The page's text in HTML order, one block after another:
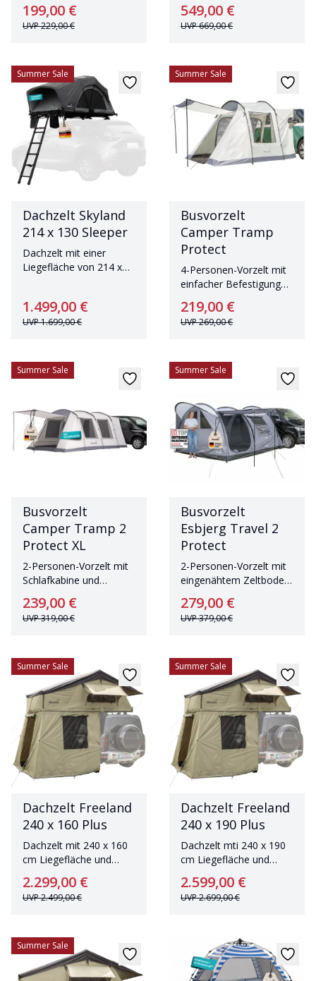
199,00 €
UVP229,00 €
549,00 €
UVP669,00 €
Summer Sale
Dachzelt Skyland
214 x 130 Sleeper
Dachzelt mit einer
Liegefläche von 214 x
1.499,00 €
UVP1.699,00 €
Summer Sale
Busvorzelt
Camper Tramp
Protect
4-Personen-Vorzelt mit
einfacher Befestigung
219,00 €
UVP269,00 €
Summer Sale
Busvorzelt
Camper Tramp 2
Protect XL
2-Personen-Vorzelt mit
Schlafkabine und
239,00 €
UVP319,00 €
Summer Sale
Busvorzelt
Esbjerg Travel 2
Protect
2-Personen-Vorzelt mit
eingenähtem Zeltboden
279,00 €
UVP379,00 €
Summer Sale
Dachzelt Freeland
240 x 160 Plus
Dachzelt mit 240 x 160
cm Liegefläche und
2.299,00 €
UVP2.499,00 €
Summer Sale
Dachzelt Freeland
240 x 190 Plus
Dachzelt mti 240 x 190
cm Liegefläche und
2.599,00 €
UVP2.699,00 €
Summer Sale